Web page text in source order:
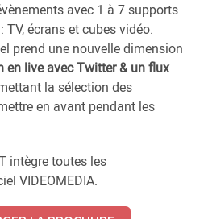
avec 1 à 7 supports
écrans et cubes vidéo.
prend une nouvelle dimension
en live avec Twitter & un flux
la sélection des
en avant pendant les
intègre toutes les
VIDEOMEDIA.